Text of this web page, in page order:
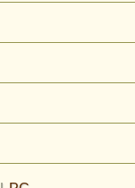
し 本当は全て